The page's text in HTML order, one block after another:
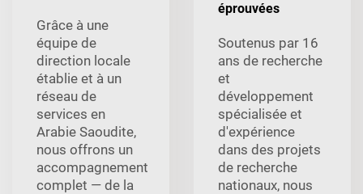
Grâce à une
équipe de
direction locale
établie et à un
réseau de
services en
Arabie Saoudite,
nous offrons un
accompagnement
complet — de la
éprouvées
Soutenus par 16
ans de recherche
et
développement
spécialisée et
d'expérience
dans des projets
de recherche
nationaux, nous